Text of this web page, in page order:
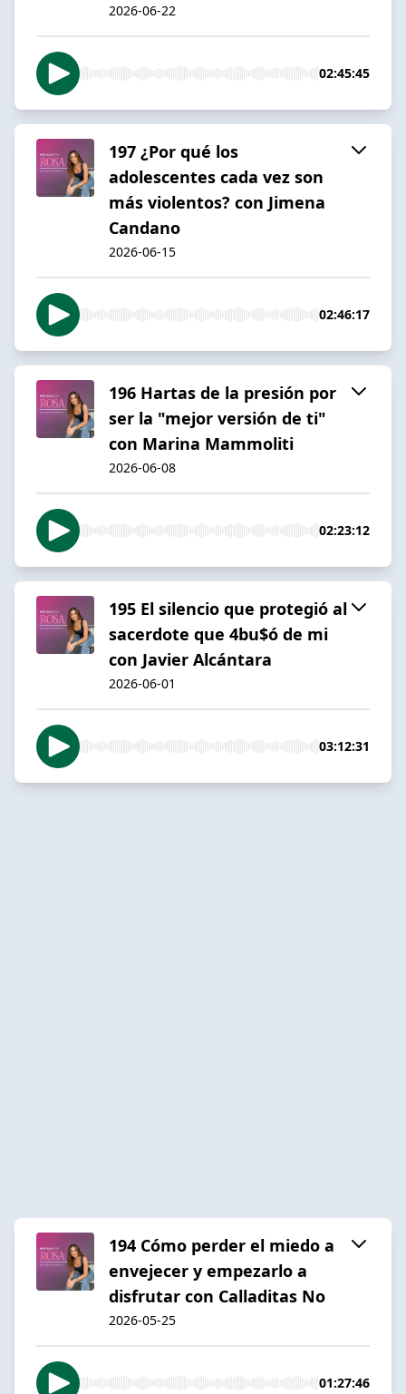
2026-06-22
02:45:45
197 ¿Por qué los
adolescentes cada vez son
más violentos? con Jimena
Candano
2026-06-15
02:46:17
196 Hartas de la presión por
ser la "mejor versión de ti"
con Marina Mammoliti
2026-06-08
02:23:12
195 El silencio que protegió al
sacerdote que 4bu$ó de mi
con Javier Alcántara
2026-06-01
03:12:31
194 Cómo perder el miedo a
envejecer y empezarlo a
disfrutar con Calladitas No
2026-05-25
01:27:46